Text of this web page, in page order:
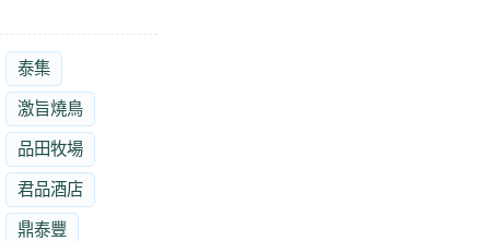
泰集
激旨燒鳥
品田牧場
君品酒店
鼎泰豐